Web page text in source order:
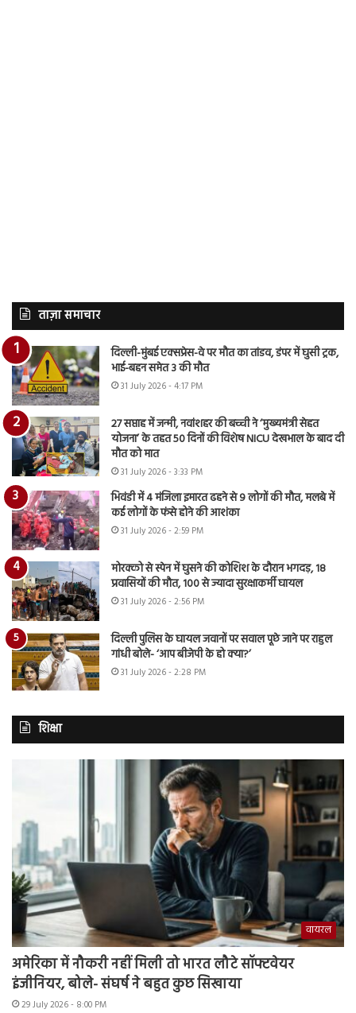
ताज़ा समाचार
दिल्ली-मुंबई एक्सप्रेस-वे पर मौत का तांडव, डंपर में घुसी ट्रक,
भाई-बहन समेत 3 की मौत
31 July 2026 - 4:17 PM
27 सप्ताह में जन्मी, नवांशहर की बच्ची ने ‘मुख्यमंत्री सेहत
योजना’ के तहत 50 दिनों की विशेष NICU देखभाल के बाद दी
मौत को मात
31 July 2026 - 3:33 PM
भिवंडी में 4 मंजिला इमारत ढहने से 9 लोगों की मौत, मलबे में
कई लोगों के फंसे होने की आशंका
31 July 2026 - 2:59 PM
मोरक्को से स्पेन में घुसने की कोशिश के दौरान भगदड़, 18
प्रवासियों की मौत, 100 से ज्यादा सुरक्षाकर्मी घायल
31 July 2026 - 2:56 PM
दिल्ली पुलिस के घायल जवानों पर सवाल पूछे जाने पर राहुल
गांधी बोले- ‘आप बीजेपी के हो क्या?’
31 July 2026 - 2:28 PM
शिक्षा
वायरल
अमेरिका में नौकरी नहीं मिली तो भारत लौटे सॉफ्टवेयर
इंजीनियर, बोले- संघर्ष ने बहुत कुछ सिखाया
29 July 2026 - 8:00 PM